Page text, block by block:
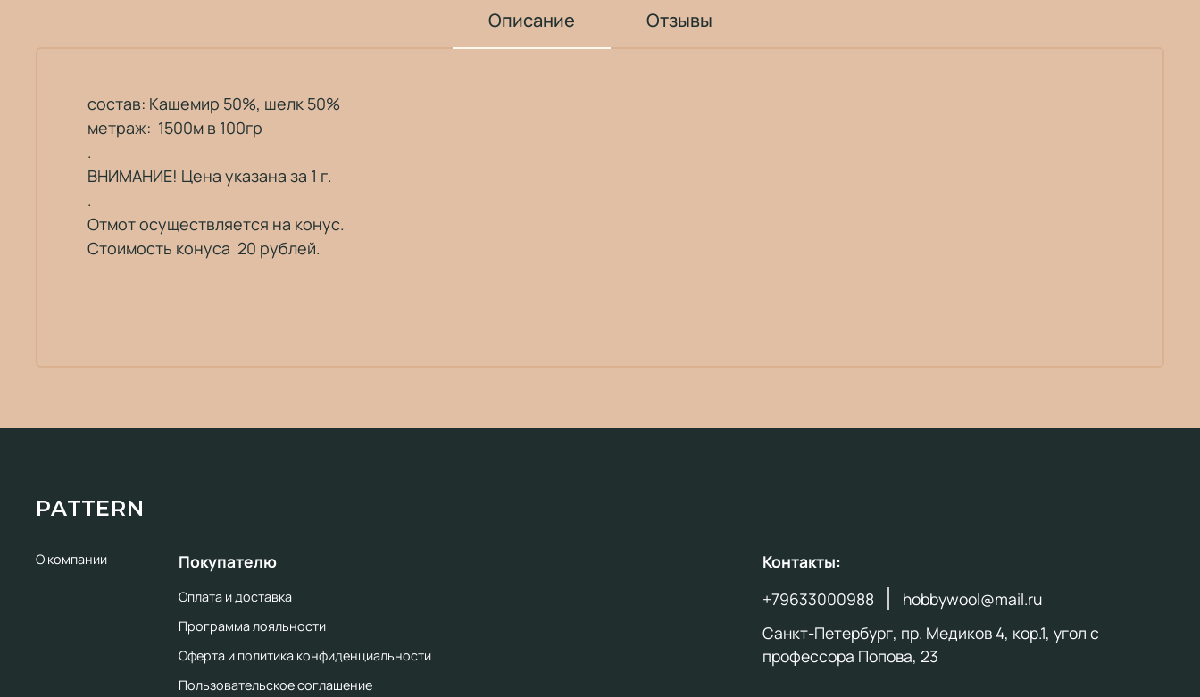
Описание Отзывы
состав: Кашемир 50%, шелк 50%
метраж: 1500м в 100гр
.
ВНИМАНИЕ! Цена указана за 1 г.
.
Отмот осуществляется на конус.
Стоимость конуса 20 рублей.
PATTERN
О компании Покупателю
Оплата и доставка
Программа лояльности
Оферта и политика конфиденциальности
Пользовательское соглашение
Контакты:
+79633000988
hobbywool@mail.ru
Санкт-Петербург, пр. Медиков 4, кор.1, угол с
профессора Попова, 23